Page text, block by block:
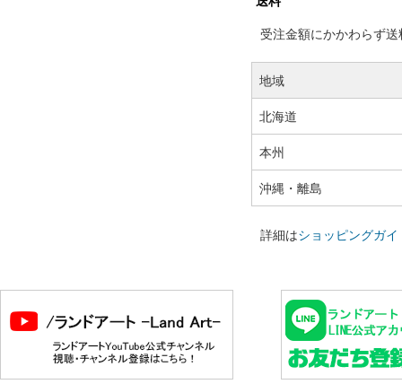
受注金額にかかわらず
地域
北海道
本州
沖縄・離島
詳細はショッピングガイ